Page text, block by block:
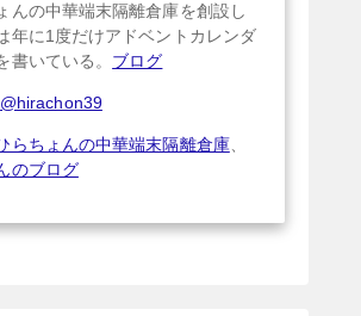
んの中華端末隔離倉庫を創設し
年に1度だけアドベントカレンダ
書いている。 ブログ
@hirachon39
らちょんの中華端末隔離倉庫、
のブログ